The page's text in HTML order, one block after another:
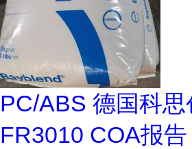
PC/ABS 德国科思
FR3010 COA报告